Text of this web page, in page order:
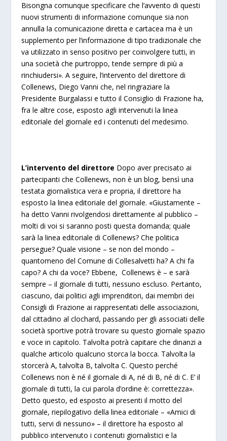
Bisongna comunque specificare che l’avvento di questi
nuovi strumenti di informazione comunque sia non
annulla la comunicazione diretta e cartacea ma è un
supplemento per l’informazione di tipo tradizionale che
va utilizzato in senso positivo per coinvolgere tutti, in
una società che purtroppo, tende sempre di più a
rinchiudersi». A seguire, l’intervento del direttore di
Collenews, Diego Vanni che, nel ringraziare la
Presidente Burgalassi e tutto il Consiglio di Frazione ha,
fra le altre cose, esposto agli intervenuti la linea
editoriale del giornale ed i contenuti del medesimo.
L’intervento del direttore Dopo aver precisato ai
partecipanti che Collenews, non è un blog, bensì una
testata giornalistica vera e propria, il direttore ha
esposto la linea editoriale del giornale. «Giustamente –
ha detto Vanni rivolgendosi direttamente al pubblico –
molti di voi si saranno posti questa domanda; quale
sarà la linea editoriale di Collenews? Che politica
persegue? Quale visione – se non del mondo –
quantomeno del Comune di Collesalvetti ha? A chi fa
capo? A chi da voce? Ebbene, Collenews è – e sarà
sempre – il giornale di tutti, nessuno escluso. Pertanto,
ciascuno, dai politici agli imprenditori, dai membri dei
Consigli di Frazione ai rappresentati delle associazioni,
dal cittadino al clochard, passando per gli associati delle
società sportive potrà trovare su questo giornale spazio
e voce in capitolo. Talvolta potrà capitare che dinanzi a
qualche articolo qualcuno storca la bocca. Talvolta la
storcerà A, talvolta B, talvolta C. Questo perché
Collenews non è né il giornale di A, né di B, né di C. E’ il
giornale di tutti, la cui parola d’ordine è: correttezza».
Detto questo, ed esposto ai presenti il motto del
giornale, riepilogativo della linea editoriale – «Amici di
tutti, servi di nessuno» – il direttore ha esposto al
pubblico intervenuto i contenuti giornalistici e la